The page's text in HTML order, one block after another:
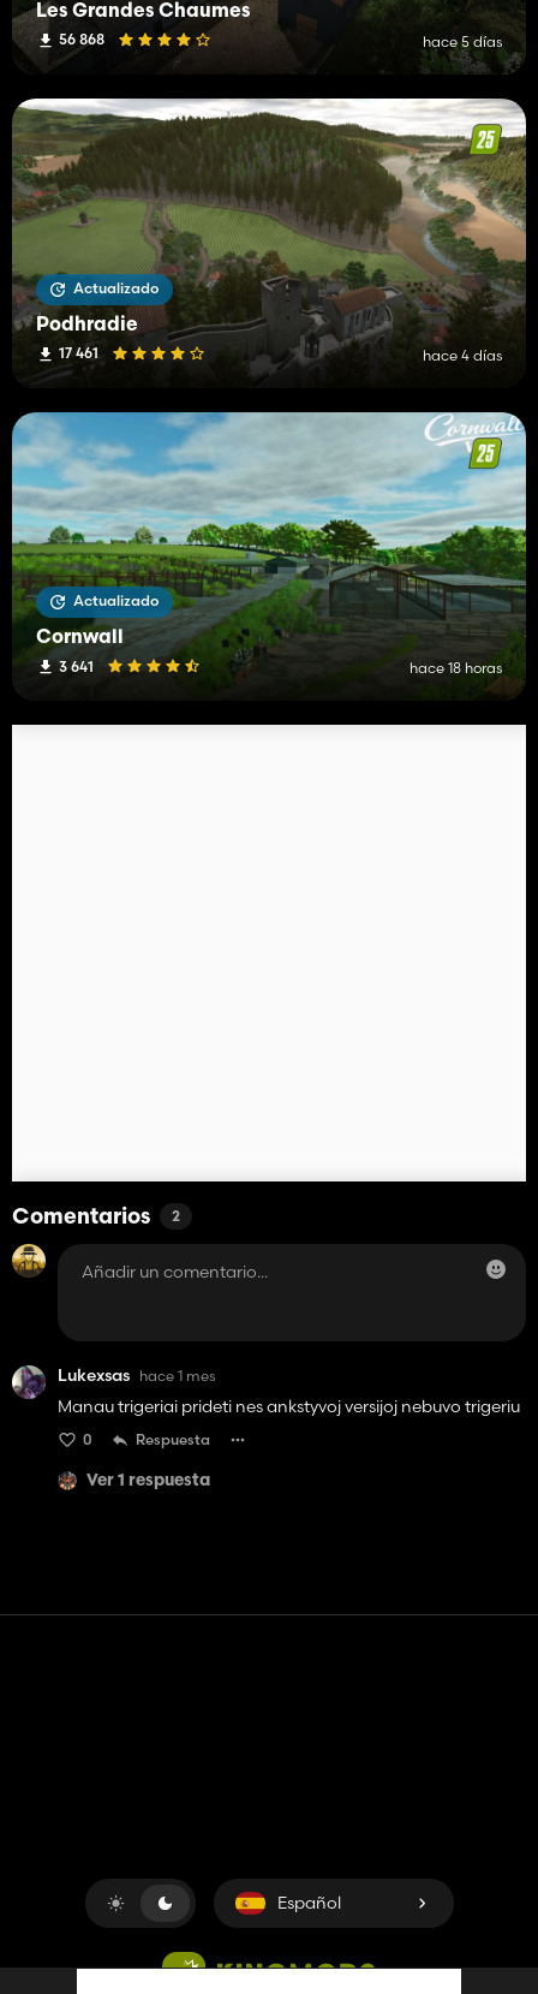
Les Grandes Chaumes
56 868 hace 5 días
Actualizado
Podhradie
17 461 hace 4 días
Actualizado
Cornwall
3 641 hace 18 horas
Comentarios 2
Lukexsas hace 1 mes
Manau trigeriai prideti nes ankstyvoj versijoj nebuvo trigeriu
0 Respuesta
Ver 1 respuesta
Español